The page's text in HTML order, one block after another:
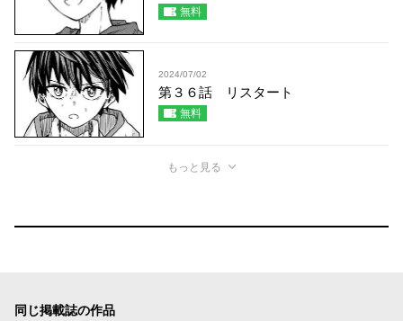
無料
2024/07/02
第３６話 リスタート
無料
もっと見る
同じ掲載誌の作品